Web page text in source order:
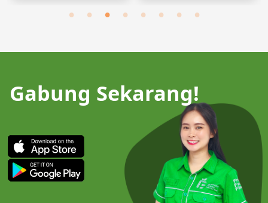
Gabung Sekarang!